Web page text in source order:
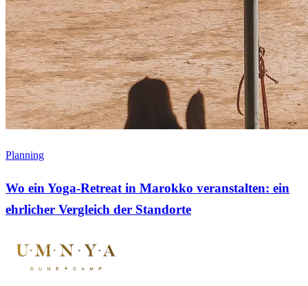
Planning
Wo ein Yoga-Retreat in Marokko veranstalten: ein
ehrlicher Vergleich der Standorte